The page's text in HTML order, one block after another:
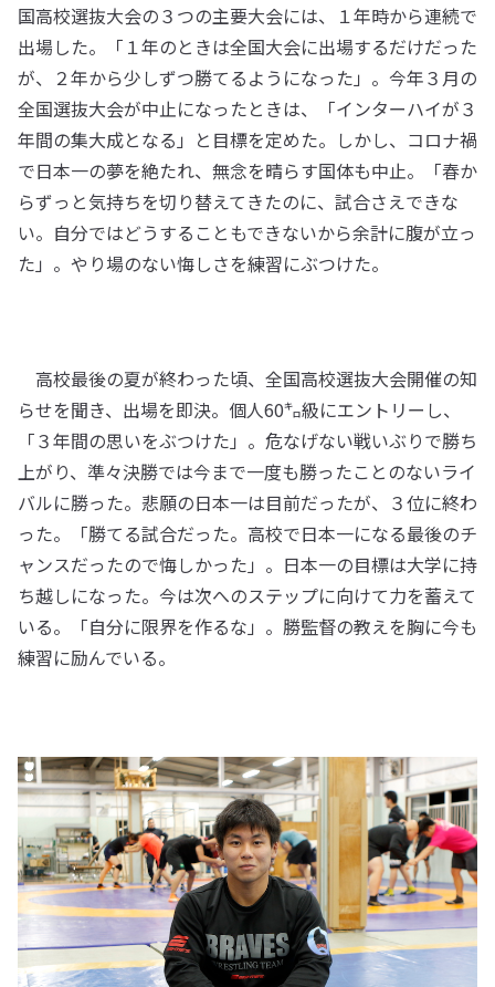
国高校選抜大会の３つの主要大会には、１年時から連続で
出場した。「１年のときは全国大会に出場するだけだった
が、２年から少しずつ勝てるようになった」。今年３月の
全国選抜大会が中止になったときは、「インターハイが３
年間の集大成となる」と目標を定めた。しかし、コロナ禍
で日本一の夢を絶たれ、無念を晴らす国体も中止。「春か
らずっと気持ちを切り替えてきたのに、試合さえできな
い。自分ではどうすることもできないから余計に腹が立っ
た」。やり場のない悔しさを練習にぶつけた。
高校最後の夏が終わった頃、全国高校選抜大会開催の知
らせを聞き、出場を即決。個人60㌔級にエントリーし、
「３年間の思いをぶつけた」。危なげない戦いぶりで勝ち
上がり、準々決勝では今まで一度も勝ったことのないライ
バルに勝った。悲願の日本一は目前だったが、３位に終わ
った。「勝てる試合だった。高校で日本一になる最後のチ
ャンスだったので悔しかった」。日本一の目標は大学に持
ち越しになった。今は次へのステップに向けて力を蓄えて
いる。「自分に限界を作るな」。勝監督の教えを胸に今も
練習に励んでいる。